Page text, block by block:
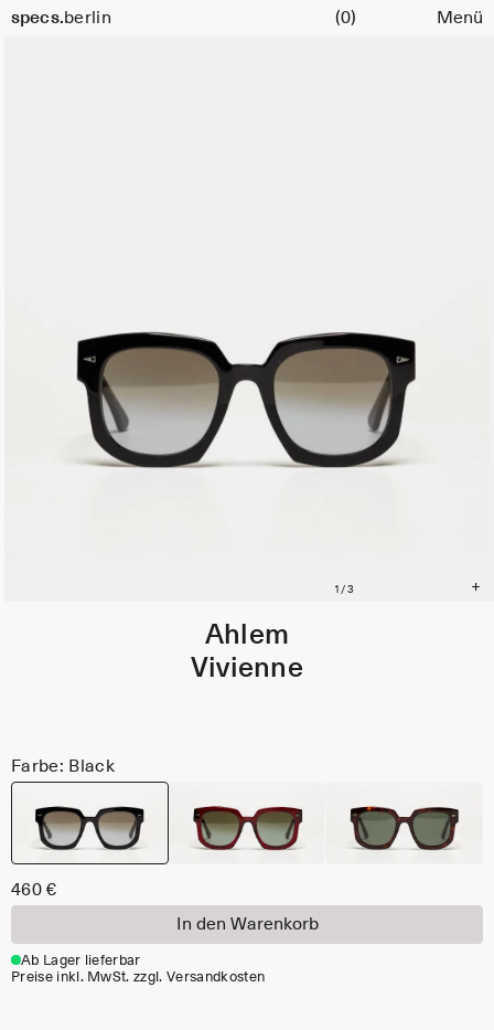
specs.berlin
Warenkorb (0) Menü
Ahlem
Vivienne
Farbe: Black
460 €
In den Warenkorb
Ab Lager lieferbar
Preise inkl. MwSt. zzgl. Versandkosten